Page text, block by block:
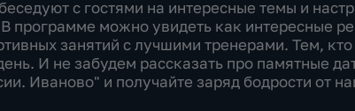
с гостями на интересные темы и
программе можно увидеть как интересные
занятий с лучшими тренерами. Тем,
И не забудем рассказать про памятные
Иваново" и получайте заряд бодрости от